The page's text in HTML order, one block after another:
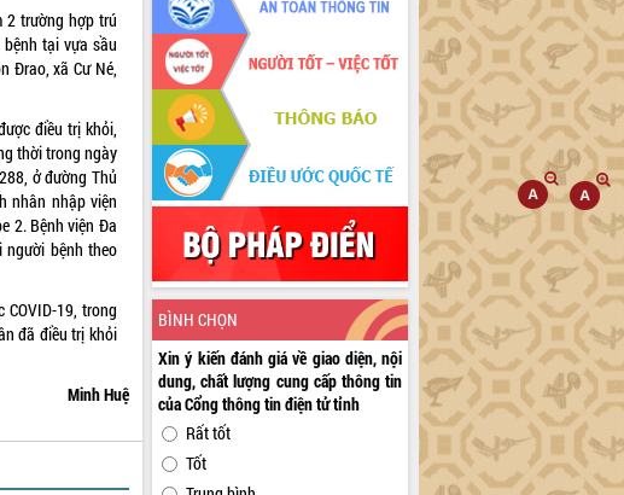
2 trường hợp trú
tại vựa sầu
Đrao, xã Cư Né,
điều trị khỏi,
thời trong ngày
ở đường Thủ
nhân nhập viện
2. Bệnh viện Đa
bệnh theo
19, trong
đã điều trị khỏi
Minh Huệ
BÌNH CHỌN
Xin ý kiến đánh giá về giao diện, nội
dung, chất lượng cung cấp thông tin
của Cổng thông tin điện tử tỉnh
Rất tốt
Tốt